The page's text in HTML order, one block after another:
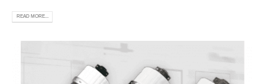
READ MORE...